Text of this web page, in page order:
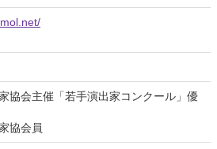
協会主催「若手演出家コンクール」優
協会員